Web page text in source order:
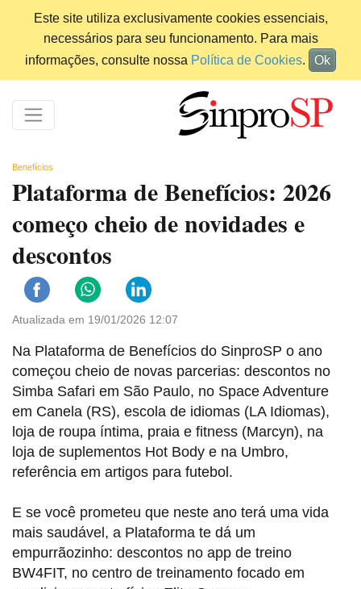
Este site utiliza exclusivamente cookies essenciais,
necessários para seu funcionamento. Para mais
informações, consulte nossa Política de Cookies. Ok
Benefícios
Plataforma de Benefícios: 2026
começo cheio de novidades e
descontos
Atualizada em 19/01/2026 12:07
Na Plataforma de Benefícios do SinproSP o ano
começou cheio de novas parcerias: descontos no
Simba Safari em São Paulo, no Space Adventure
em Canela (RS), escola de idiomas (LA Idiomas),
loja de roupa íntima, praia e fitness (Marcyn), na
loja de suplementos Hot Body e na Umbro,
referência em artigos para futebol.
E se você prometeu que neste ano terá uma vida
mais saudável, a Plataforma te dá um
empurrãozinho: descontos no app de treino
BW4FIT, no centro de treinamento focado em